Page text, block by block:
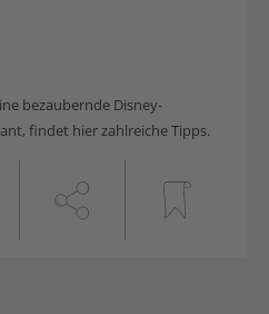
bezaubernde Disney-
findet hier zahlreiche Tipps.